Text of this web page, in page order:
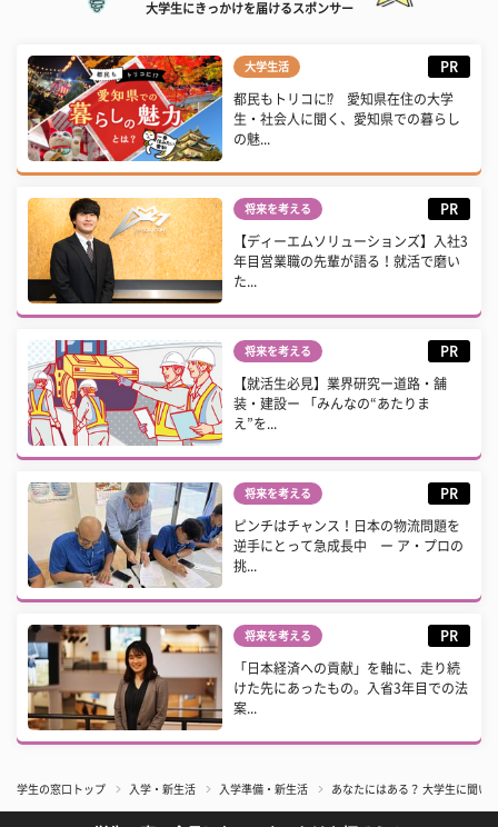
大学生にきっかけを届けるスポンサー
大学生活 PR
都民もトリコに⁉ 愛知県在住の大学
生・社会人に聞く、愛知県での暮らし
の魅...
将来を考える PR
【ディーエムソリューションズ】入社3
年目営業職の先輩が語る！就活で磨い
た...
将来を考える PR
【就活生必見】業界研究ー道路・舗
装・建設ー 「みんなの“あたりま
え”を...
将来を考える PR
ピンチはチャンス！日本の物流問題を
逆手にとって急成長中 ー ア・プロの
挑...
将来を考える PR
「日本経済への貢献」を軸に、走り続
けた先にあったもの。入省3年目での法
案...
学生の窓口トップ 入学・新生活 入学準備・新生活 あなたにはある？ 大学生に聞い